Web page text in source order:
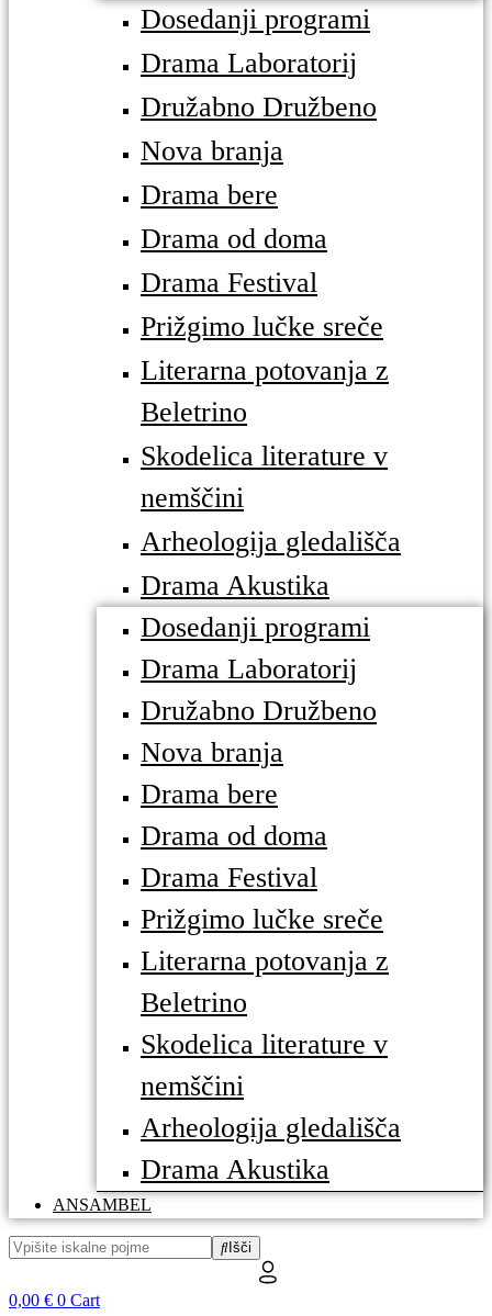
Dosedanji programi
Drama Laboratorij
Družabno Družbeno
Nova branja
Drama bere
Drama od doma
Drama Festival
Prižgimo lučke sreče
Literarna potovanja z
Beletrino
Skodelica literature v
nemščini
Arheologija gledališča
Drama Akustika
Dosedanji programi
Drama Laboratorij
Družabno Družbeno
Nova branja
Drama bere
Drama od doma
Drama Festival
Prižgimo lučke sreče
Literarna potovanja z
Beletrino
Skodelica literature v
nemščini
Arheologija gledališča
Drama Akustika
ANSAMBEL
Išči
0,00 € 0 Cart